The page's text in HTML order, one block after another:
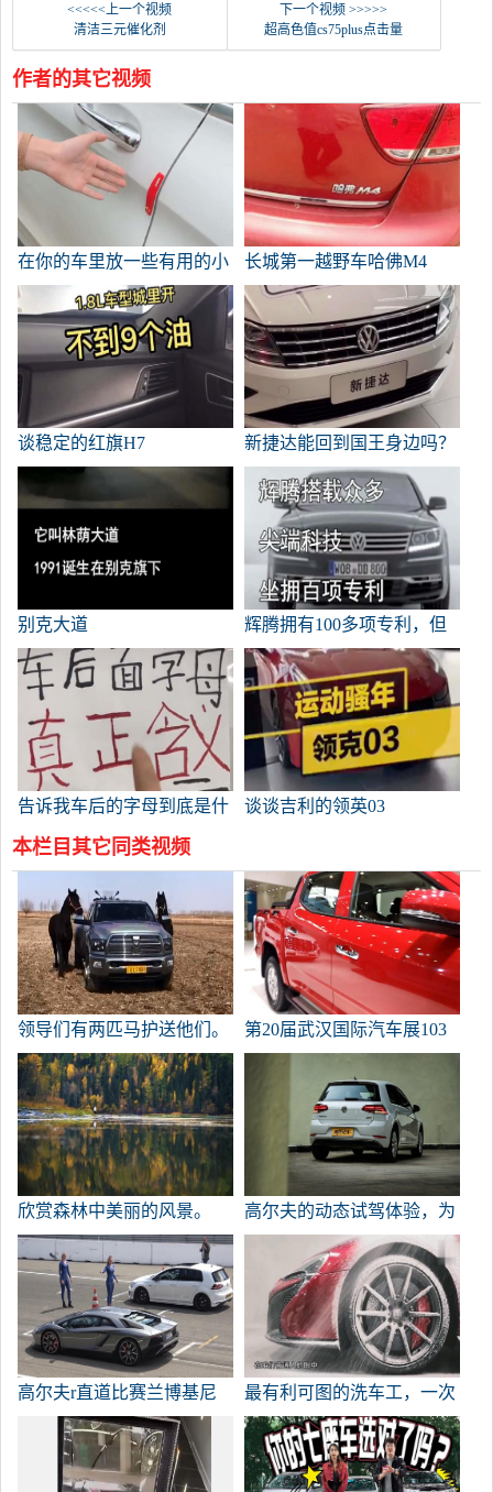
<<<<<上一个视频
清洁三元催化剂
下一个视频 >>>>>
超高色值cs75plus点击量
作者的其它视频
在你的车里放一些有用的小
玩意。
长城第一越野车哈佛M4
谈稳定的红旗H7 新捷达能回到国王身边吗？
别克大道
辉腾拥有100多项专利，但
仍不叫好
告诉我车后的字母到底是什
么意思。
谈谈吉利的领英03
本栏目其它同类视频
领导们有两匹马护送他们。 第20届武汉国际汽车展103
欣赏森林中美丽的风景。
高尔夫的动态试驾体验，为
什么这么多人在这么大的噪
音后还买它？
高尔夫r直道比赛兰博基尼
Aventador S
最有利可图的洗车工，一次
洗5万辆车，将不得不被土
豪清洗几个月。